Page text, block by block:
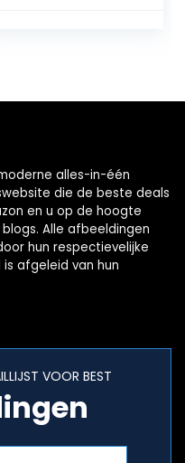
alles-in-één
die de beste deals
en u op de hoogte
Alle afbeeldingen
hun respectievelijke
afgeleid van hun
VOOR BEST